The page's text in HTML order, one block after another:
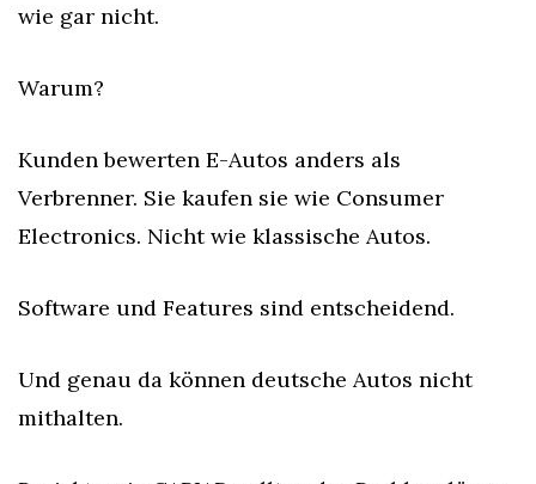
wie gar nicht.
Warum?
Kunden bewerten E-Autos anders als
Verbrenner. Sie kaufen sie wie Consumer
Electronics. Nicht wie klassische Autos.
Software und Features sind entscheidend.
Und genau da können deutsche Autos nicht
mithalten.